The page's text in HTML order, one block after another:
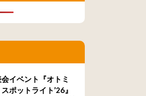
イベント『オトミ
ポットライト’26』